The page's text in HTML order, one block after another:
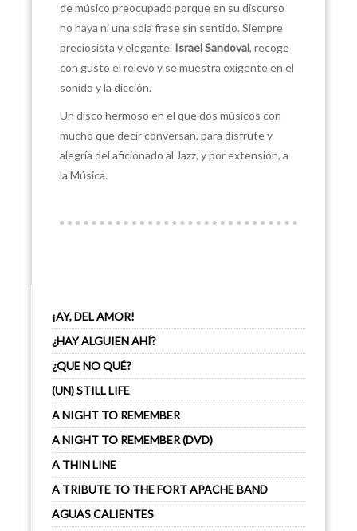
de músico preocupado porque en su discurso
no haya ni una sola frase sin sentido. Siempre
preciosista y elegante. Israel Sandoval, recoge
con gusto el relevo y se muestra exigente en el
sonido y la dicción.
Un disco hermoso en el que dos músicos con
mucho que decir conversan, para disfrute y
alegría del aficionado al Jazz, y por extensión, a
la Música.
¡AY, DEL AMOR!
¿HAY ALGUIEN AHÍ?
¿QUE NO QUÉ?
(UN) STILL LIFE
A NIGHT TO REMEMBER
A NIGHT TO REMEMBER (DVD)
A THIN LINE
A TRIBUTE TO THE FORT APACHE BAND
AGUAS CALIENTES